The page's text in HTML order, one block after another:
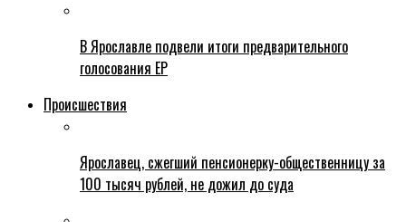
В Ярославле подвели итоги предварительного
голосования ЕР
Происшествия
Ярославец, сжегший пенсионерку-общественницу за
100 тысяч рублей, не дожил до суда